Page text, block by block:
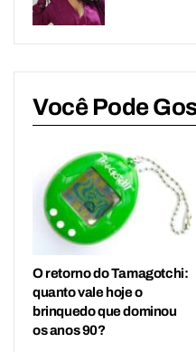
Você Pode
O retorno do Tamagotchi:
quanto vale hoje o
brinquedo que dominou
os anos 90?